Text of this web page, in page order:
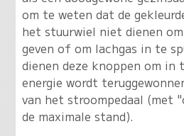
om te weten dat de
het stuurwiel niet dienen
geven of om lachgas in te
dienen deze knoppen om in
energie wordt
van het stroompedaal (met
de maximale stand).